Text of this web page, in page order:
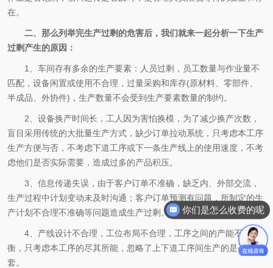
在。
二、那么列举完生产过剩的危害后，我们就来一起分析一下生产
过剩产生的原因：
1、车间存有多余的生产要素：人员过剩，员工数量与作业量不
匹配，设备闲置或使用不合理，过量采购和库存(原材料、零部件、
半成品、外协件)，生产数量不会受到生产要素数量的制约。
2、设备换产时间长，工人因为害怕换模，为了减少换产次数，
盲目采用传统的大批量生产方式，缺少订单拉动系统，只考虑本工序
生产方便与否，不考虑下道工序或下一条生产线上的使用速度，不考
虑他们是否实际需要，造成过多的产品积压。
3、信息传递失误，由于客户订单不准确，缺乏内、外部交流，
生产过程中计划变动未及时沟通；客户订单预测有问题，所制定的生
产计划不合理不准确等问题造成生产过剩。
4、产线设计不合理，工位布局不合理，工序之间的产能不平
衡，只考虑本工序的尽其所能，忽略了上下道工序间生产的是否配
套。
你们是怎么收费的呢
现在有优惠活动吗